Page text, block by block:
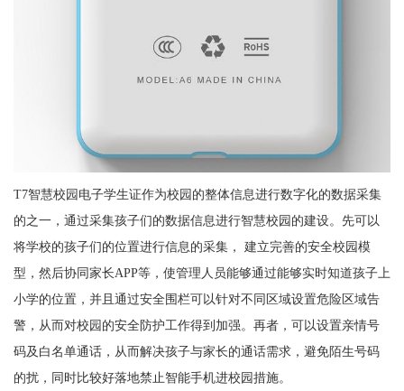
T7智慧校园电子学生证作为校园的整体信息进行数字化的数据采集
的之一，通过采集孩子们的数据信息进行智慧校园的建设。先可以
将学校的孩子们的位置进行信息的采集， 建立完善的安全校园模
型，然后协同家长APP等，使管理人员能够通过能够实时知道孩子上
小学的位置，并且通过安全围栏可以针对不同区域设置危险区域告
警，从而对校园的安全防护工作得到加强。再者，可以设置亲情号
码及白名单通话，从而解决孩子与家长的通话需求，避免陌生号码
的扰，同时比较好落地禁止智能手机进校园措施。